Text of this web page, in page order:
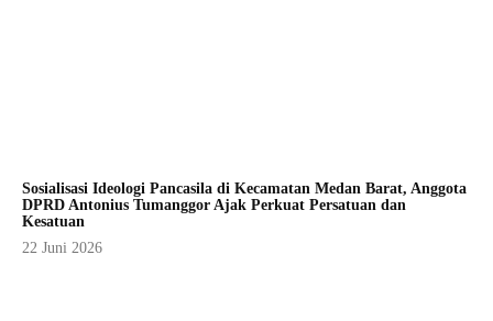
Sosialisasi Ideologi Pancasila di Kecamatan Medan Barat, Anggota
DPRD Antonius Tumanggor Ajak Perkuat Persatuan dan
Kesatuan
22 Juni 2026